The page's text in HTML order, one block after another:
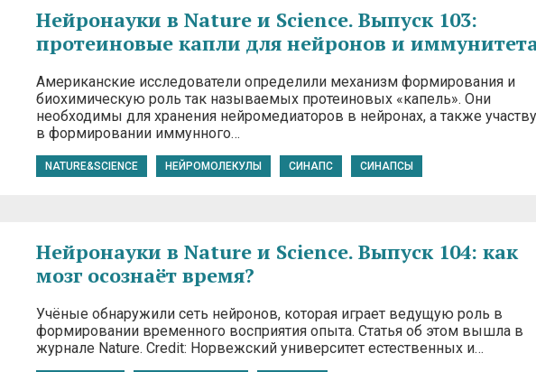
Нейронауки в Nature и Science. Выпуск 103:
протеиновые капли для нейронов и
Американские исследователи определили механизм формирования и
биохимическую роль так называемых протеиновых «капель». Они
необходимы для хранения нейромедиаторов в нейронах, а также
в формировании иммунного…
NATURE&SCIENCE НЕЙРОМОЛЕКУЛЫ СИНАПС СИНАПСЫ
Нейронауки в Nature и Science. Выпуск 104: как
мозг осознаёт время?
Учёные обнаружили сеть нейронов, которая играет ведущую роль в
формировании временного восприятия опыта. Статья об этом вышла в
журнале Nature. Credit: Норвежский университет естественных и…